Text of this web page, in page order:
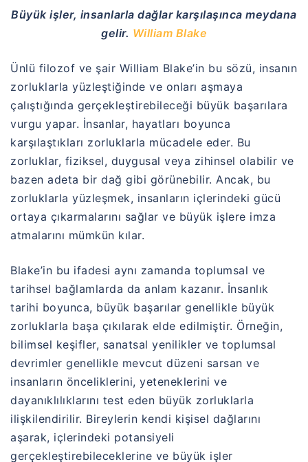
Büyük işler, insanlarla dağlar karşılaşınca meydana
gelir. William Blake
Ünlü filozof ve şair William Blake’in bu sözü, insanın
zorluklarla yüzleştiğinde ve onları aşmaya
çalıştığında gerçekleştirebileceği büyük başarılara
vurgu yapar. İnsanlar, hayatları boyunca
karşılaştıkları zorluklarla mücadele eder. Bu
zorluklar, fiziksel, duygusal veya zihinsel olabilir ve
bazen adeta bir dağ gibi görünebilir. Ancak, bu
zorluklarla yüzleşmek, insanların içlerindeki gücü
ortaya çıkarmalarını sağlar ve büyük işlere imza
atmalarını mümkün kılar.
Blake’in bu ifadesi aynı zamanda toplumsal ve
tarihsel bağlamlarda da anlam kazanır. İnsanlık
tarihi boyunca, büyük başarılar genellikle büyük
zorluklarla başa çıkılarak elde edilmiştir. Örneğin,
bilimsel keşifler, sanatsal yenilikler ve toplumsal
devrimler genellikle mevcut düzeni sarsan ve
insanların önceliklerini, yeteneklerini ve
dayanıklılıklarını test eden büyük zorluklarla
ilişkilendirilir. Bireylerin kendi kişisel dağlarını
aşarak, içlerindeki potansiyeli
gerçekleştirebileceklerine ve büyük işler